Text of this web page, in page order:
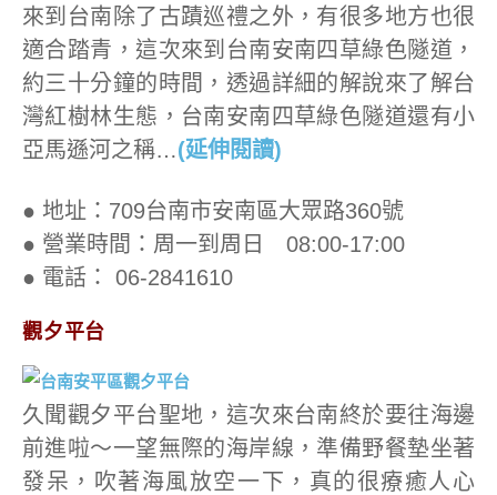
來到台南除了古蹟巡禮之外，有很多地方也很
適合踏青，這次來到台南安南四草綠色隧道，
約三十分鐘的時間，透過詳細的解說來了解台
灣紅樹林生態，台南安南四草綠色隧道還有小
亞馬遜河之稱…(延伸閱讀)
● 地址：709台南市安南區大眾路360號
● 營業時間：周一到周日 08:00-17:00
● 電話： 06-2841610
觀夕平台
久聞觀夕平台聖地，這次來台南終於要往海邊
前進啦～一望無際的海岸線，準備野餐墊坐著
發呆，吹著海風放空一下，真的很療癒人心